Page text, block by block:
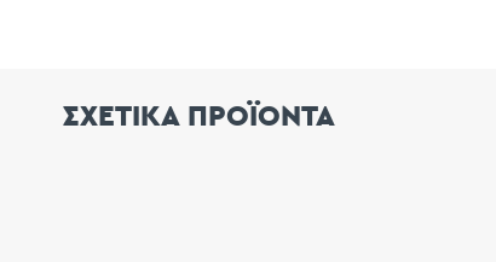
ΣΧΕΤΙΚΑ ΠΡΟΪΟΝΤΑ